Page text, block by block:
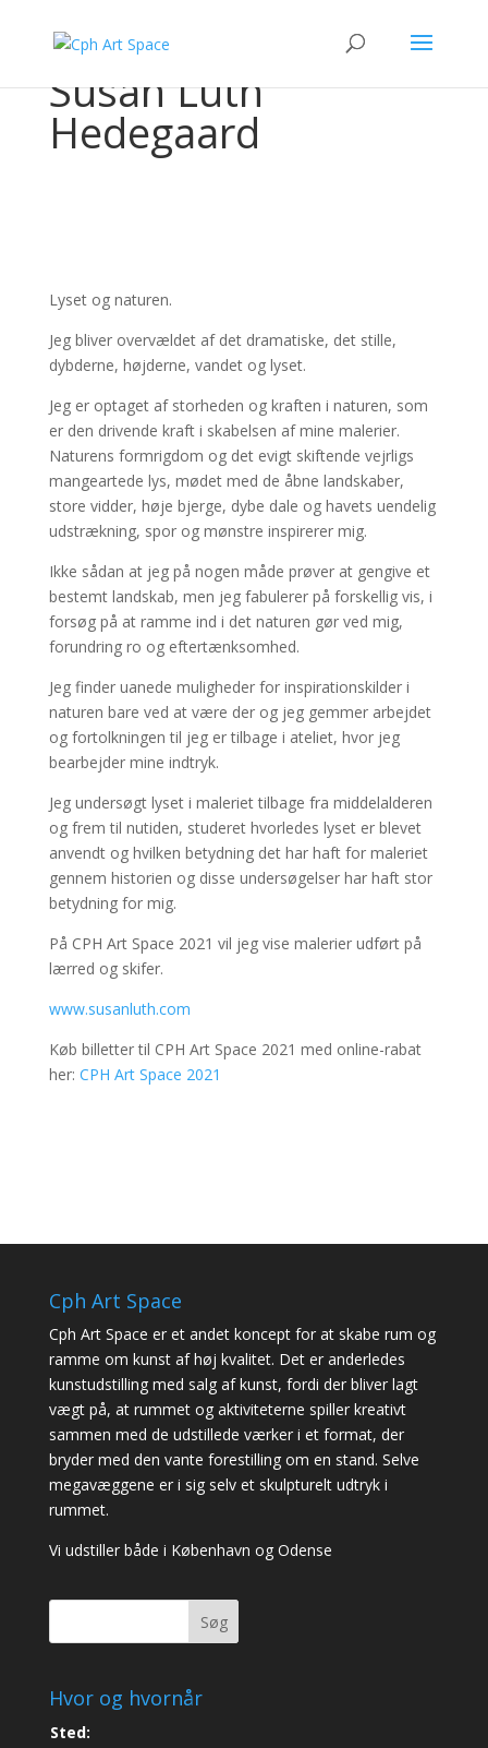
Susan Lüth
Hedegaard
Lyset og naturen.
Jeg bliver overvældet af det dramatiske, det stille,
dybderne, højderne, vandet og lyset.
Jeg er optaget af storheden og kraften i naturen, som
er den drivende kraft i skabelsen af mine malerier.
Naturens formrigdom og det evigt skiftende vejrligs
mangeartede lys, mødet med de åbne landskaber,
store vidder, høje bjerge, dybe dale og havets uendelig
udstrækning, spor og mønstre inspirerer mig.
Ikke sådan at jeg på nogen måde prøver at gengive et
bestemt landskab, men jeg fabulerer på forskellig vis, i
forsøg på at ramme ind i det naturen gør ved mig,
forundring ro og eftertænksomhed.
Jeg finder uanede muligheder for inspirationskilder i
naturen bare ved at være der og jeg gemmer arbejdet
og fortolkningen til jeg er tilbage i ateliet, hvor jeg
bearbejder mine indtryk.
Jeg undersøgt lyset i maleriet tilbage fra middelalderen
og frem til nutiden, studeret hvorledes lyset er blevet
anvendt og hvilken betydning det har haft for maleriet
gennem historien og disse undersøgelser har haft stor
betydning for mig.
På CPH Art Space 2021 vil jeg vise malerier udført på
lærred og skifer.
www.susanluth.com
Køb billetter til CPH Art Space 2021 med online-rabat
her: CPH Art Space 2021
Cph Art Space
Cph Art Space er et andet koncept for at skabe rum og
ramme om kunst af høj kvalitet. Det er anderledes
kunstudstilling med salg af kunst, fordi der bliver lagt
vægt på, at rummet og aktiviteterne spiller kreativt
sammen med de udstillede værker i et format, der
bryder med den vante forestilling om en stand. Selve
megavæggene er i sig selv et skulpturelt udtryk i
rummet.
Vi udstiller både i København og Odense
Søg
Hvor og hvornår
Sted: